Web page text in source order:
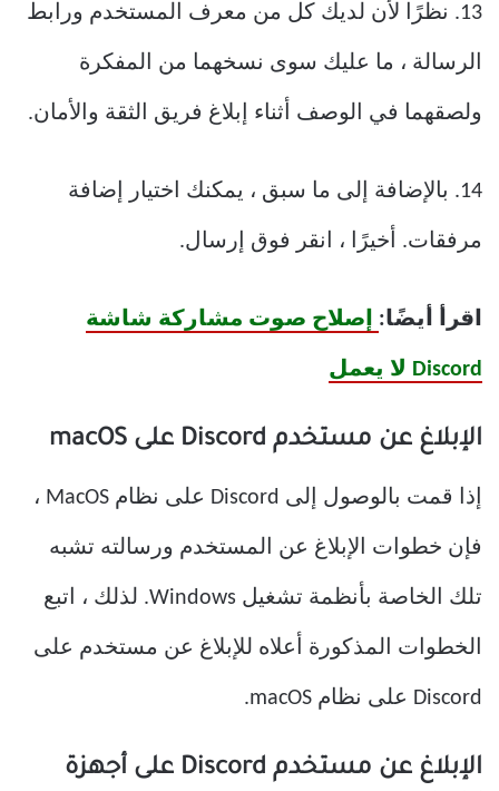
13. نظرًا لأن لديك كل من معرف المستخدم ورابط
الرسالة ، ما عليك سوى نسخهما من المفكرة
ولصقهما في الوصف أثناء إبلاغ فريق الثقة والأمان.
14. بالإضافة إلى ما سبق ، يمكنك اختيار إضافة
مرفقات. أخيرًا ، انقر فوق إرسال.
اقرأ أيضًا: إصلاح صوت مشاركة شاشة
Discord لا يعمل
الإبلاغ عن مستخدم Discord على macOS
إذا قمت بالوصول إلى Discord على نظام MacOS ،
فإن خطوات الإبلاغ عن المستخدم ورسالته تشبه
تلك الخاصة بأنظمة تشغيل Windows. لذلك ، اتبع
الخطوات المذكورة أعلاه للإبلاغ عن مستخدم على
Discord على نظام macOS.
الإبلاغ عن مستخدم Discord على أجهزة